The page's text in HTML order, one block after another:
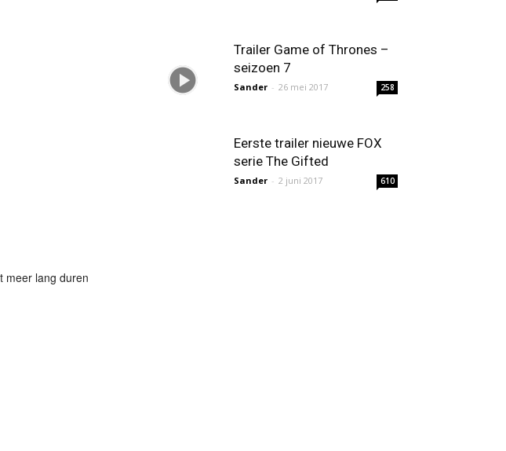
meer lang duren
Trailer Game of Thrones –
seizoen 7
Sander - 26 mei 2017 258
Eerste trailer nieuwe FOX
serie The Gifted
Sander - 2 juni 2017 610